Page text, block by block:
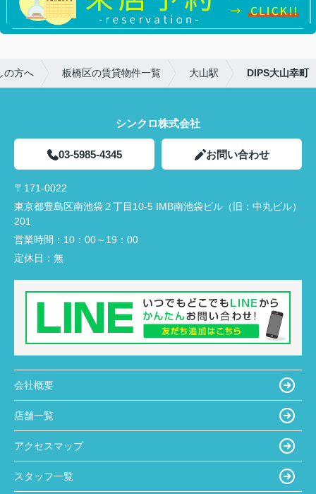
の方へ 板橋区の賃貸物件一覧 大山駅 DIPS大山幸町
シンクロ株式会社
03-5985-4345 お問い合わせ
〒171-0022
東京都豊島区南池袋２丁目10-5 IMB南池袋ビル（旧：中丸ビル）
201
営業時間： 10：00～19：00
定休日： 無
会社概要
店舗一覧
アクセスマップ
スタッフ一覧